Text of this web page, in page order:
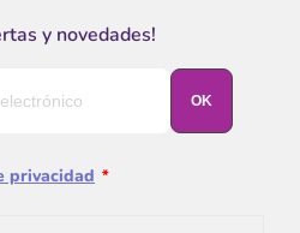
y novedades!
privacidad *